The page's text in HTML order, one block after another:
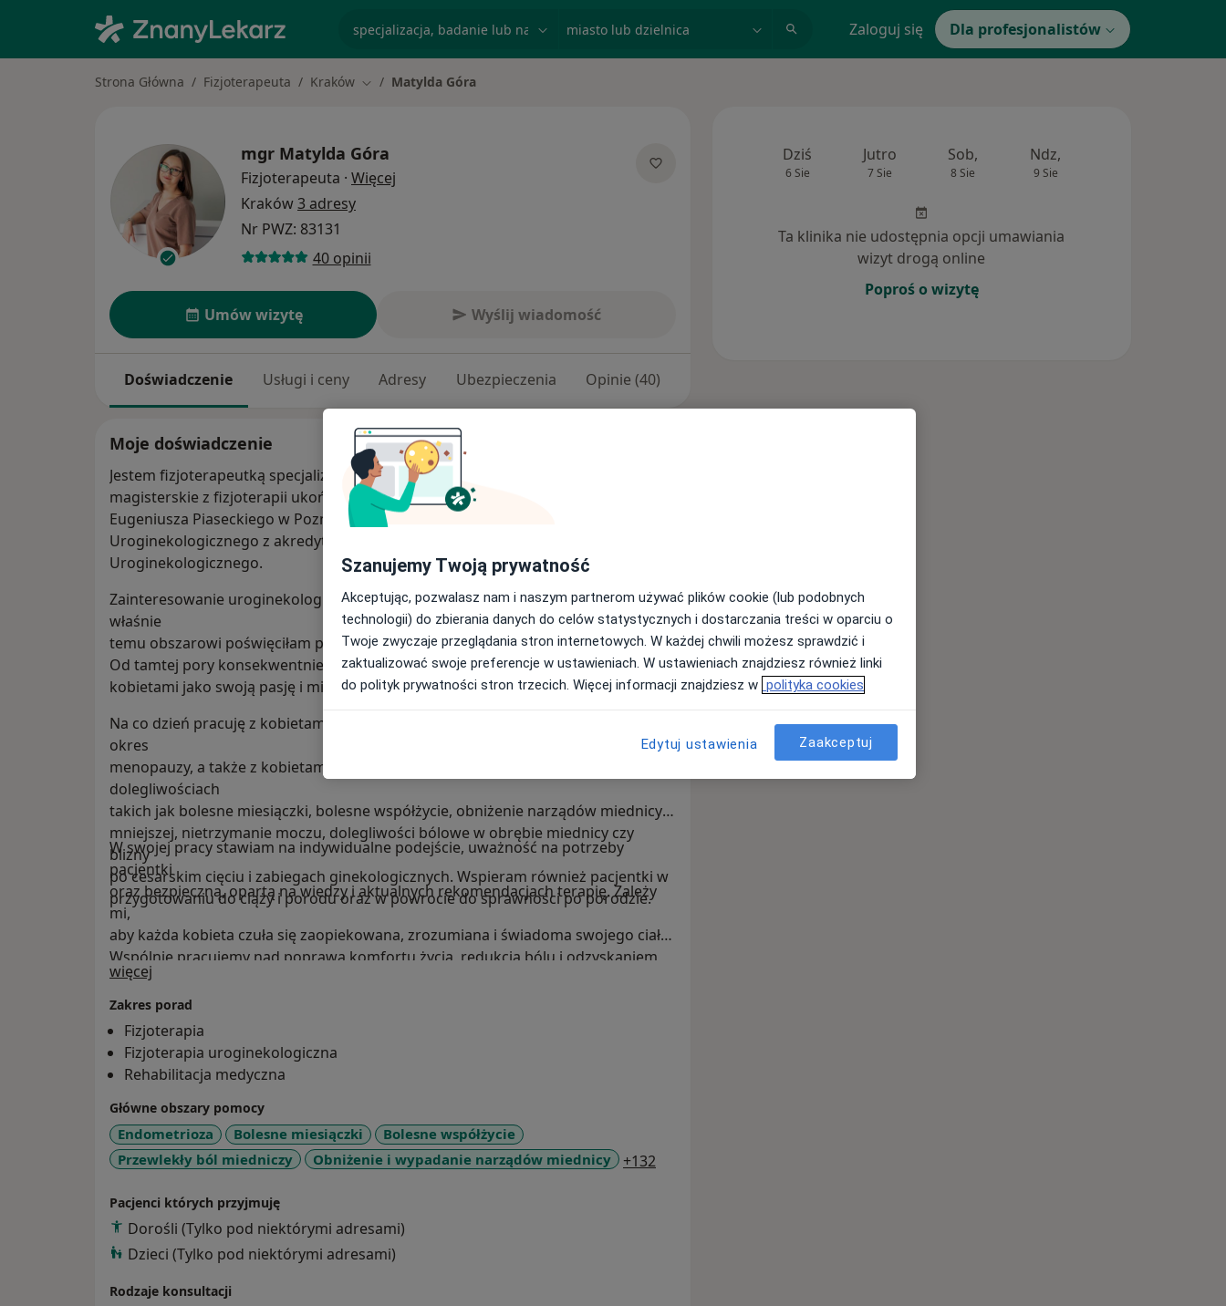
Zaloguj się Dla profesjonalistów
Strona Główna Fizjoterapeuta Kraków Zmień miasto
Matylda Góra
mgr Matylda Góra
Fizjoterapeuta · Więcej
Kraków3 adresy
Nr PWZ: 83131
40 opinii
Umów wizytę Wyślij wiadomość
Doświadczenie Usługi i ceny Adresy Ubezpieczenia Opinie (40)
Moje doświadczenie
Jestem fizjoterapeutką specjalizującą się w fizjoterapii uroginekologicznej. Studia
magisterskie z fizjoterapii ukończyłam na Akademii Wychowania Fizycznego im.
Eugeniusza Piaseckiego w Poznaniu. Posiadam tytuł Certyfikowanego Terapeuty
Uroginekologicznego z akredytacją Polskiego Towarzystwa
Uroginekologicznego.
Zainteresowanie uroginekologią pojawiło się u mnie już w trakcie studiów i to
właśnie
temu obszarowi poświęciłam pracę magisterską dotyczącą bolesnych miesiączek.
Od tamtej pory konsekwentnie rozwijam się w tym kierunku, traktując pracę z
kobietami jako swoją pasję i misję.
Na co dzień pracuję z kobietami na różnych etapach życia – od nastolatek po
okres
menopauzy, a także z kobietami w ciąży i po porodzie. Pomagam w
dolegliwościach
takich jak bolesne miesiączki, bolesne współżycie, obniżenie narządów miednicy
mniejszej, nietrzymanie moczu, dolegliwości bólowe w obrębie miednicy czy
blizny
po cesarskim cięciu i zabiegach ginekologicznych. Wspieram również pacjentki w
przygotowaniu do ciąży i porodu oraz w powrocie do sprawności po porodzie.
W swojej pracy stawiam na indywidualne podejście, uważność na potrzeby
pacjentki
oraz bezpieczną, opartą na wiedzy i aktualnych rekomendacjach terapię. Zależy
mi,
aby każda kobieta czuła się zaopiekowana, zrozumiana i świadoma swojego ciała.
Wspólnie pracujemy nad poprawą komfortu życia, redukcją bólu i odzyskaniem
swobody w codziennym funkcjonowaniu.
więcej
Zakres porad
Fizjoterapia
Fizjoterapia uroginekologiczna
Rehabilitacja medyczna
Główne obszary pomocy
Endometrioza Bolesne miesiączki
Bolesne współżycie
Przewlekły ból miedniczy
Obniżenie i wypadanie narządów miednicy +132
Pacjenci których przyjmuję
Dorośli (Tylko pod niektórymi adresami)
Dzieci (Tylko pod niektórymi adresami)
Rodzaje konsultacji
Dziś
6 Sie
Jutro
7 Sie
Sob,
8 Sie
Ndz,
9 Sie
Ta klinika nie udostępnia opcji umawiania
wizyt drogą online
Poproś o wizytę
Szanujemy Twoją prywatność
Akceptując, pozwalasz nam i naszym partnerom używać plików cookie (lub podobnych
technologii) do zbierania danych do celów statystycznych i dostarczania treści w oparciu o
Twoje zwyczaje przeglądania stron internetowych. W każdej chwili możesz sprawdzić i
zaktualizować swoje preferencje w ustawieniach. W ustawieniach znajdziesz również linki
do polityk prywatności stron trzecich. Więcej informacji znajdziesz w polityka cookies
Edytuj ustawienia Zaakceptuj